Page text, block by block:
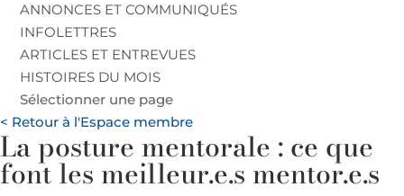
ANNONCES ET COMMUNIQUÉS
INFOLETTRES
ARTICLES ET ENTREVUES
HISTOIRES DU MOIS
Sélectionner une page
< Retour à l'Espace membre
La posture mentorale : ce que
font les meilleur.e.s mentor.e.s